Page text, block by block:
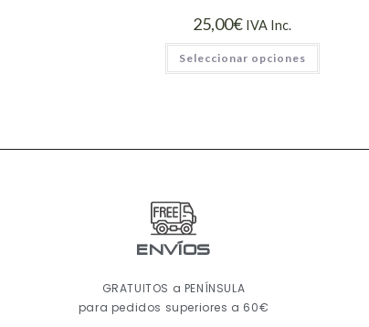
25,00€ IVA Inc.
Seleccionar opciones
ENVÍOS
GRATUITOS a PENÍNSULA
para pedidos superiores a 60€